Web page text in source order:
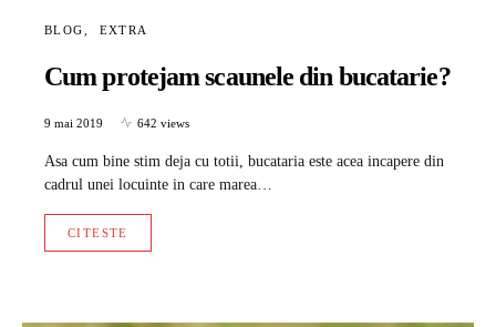
BLOG EXTRA
Cum protejam scaunele din bucatarie?
9 mai 2019 642 views
Asa cum bine stim deja cu totii, bucataria este acea incapere din
cadrul unei locuinte in care marea…
CITESTE